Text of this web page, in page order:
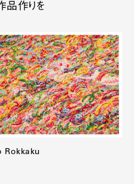
品作りを
Rokkaku